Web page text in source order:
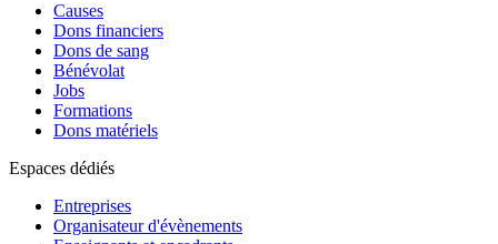
Causes
Dons financiers
Dons de sang
Bénévolat
Jobs
Formations
Dons matériels
Espaces dédiés
Entreprises
Organisateur d'évènements